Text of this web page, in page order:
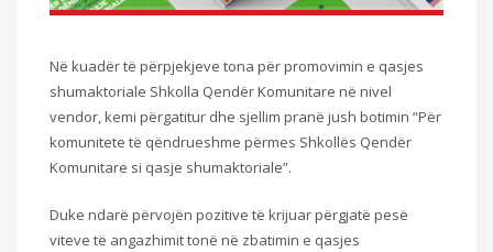
Në kuadër të përpjekjeve tona për promovimin e qasjes
shumaktoriale Shkolla Qendër Komunitare në nivel
vendor, kemi përgatitur dhe sjellim pranë jush botimin “Për
komunitete të qëndrueshme përmes Shkollës Qendër
Komunitare si qasje shumaktoriale”.
Duke ndarë përvojën pozitive të krijuar përgjatë pesë
viteve të angazhimit tonë në zbatimin e qasjes